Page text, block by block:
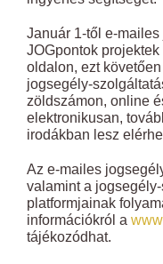
Január 1-től e-
JOGpontok
oldalon, ezt
jogsegély-
zöldszámon, online
elektronikusan,
irodákban lesz
Az e-mailes
valamint a
platformjainak
információkról a
tájékozódhat.